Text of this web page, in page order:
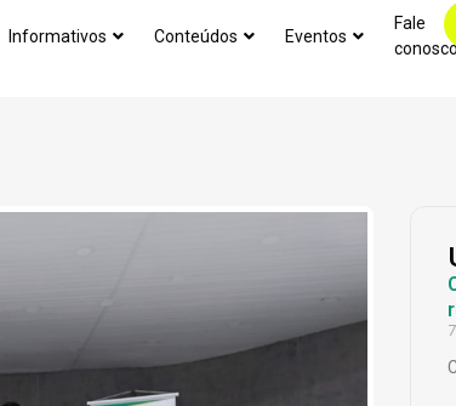
Informativos Conteúdos Eventos
Fale